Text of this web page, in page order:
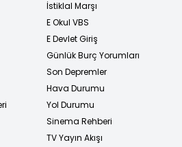
İstiklal Marşı
E Okul VBS
E Devlet Giriş
Günlük Burç Yorumları
Son Depremler
Hava Durumu
Yol Durumu
Sinema Rehberi
TV Yayın Akışı